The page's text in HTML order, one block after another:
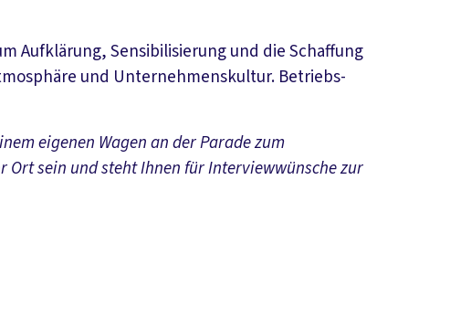
Aufklärung, Sensibilisierung und die Schaffung
und Unternehmenskultur. Betriebs-
eigenen Wagen an der Parade zum
sein und steht Ihnen für Interviewwünsche zur